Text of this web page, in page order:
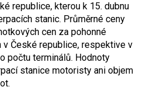
republice, kterou k 15. dubnu
stanic. Průměrné ceny
cen za pohonné
v České republice, respektive v
počtu terminálů. Hodnoty
stanice motoristy ani objem